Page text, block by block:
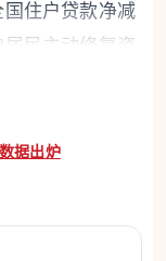
住户贷款净减
居民主动修复资
体偏弱。
款。今年以
户经营流水、
据出炉